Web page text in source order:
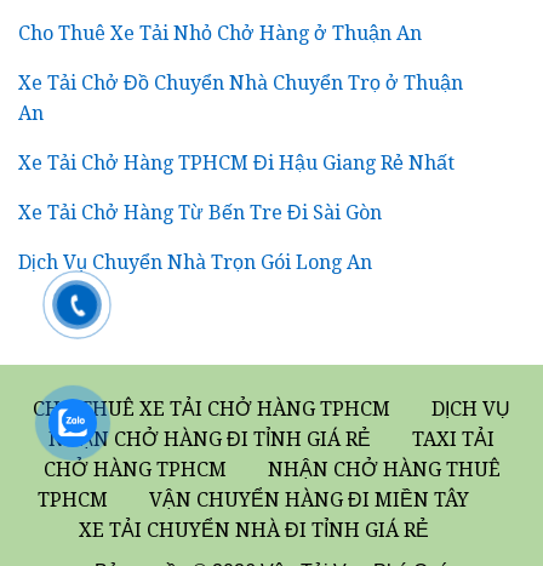
Cho Thuê Xe Tải Nhỏ Chở Hàng ở Thuận An
Xe Tải Chở Đồ Chuyển Nhà Chuyển Trọ ở Thuận
An
Xe Tải Chở Hàng TPHCM Đi Hậu Giang Rẻ Nhất
Xe Tải Chở Hàng Từ Bến Tre Đi Sài Gòn
Dịch Vụ Chuyển Nhà Trọn Gói Long An
CHO THUÊ XE TẢI CHỞ HÀNG TPHCM
DỊCH VỤ
NHẬN CHỞ HÀNG ĐI TỈNH GIÁ RẺ
TAXI TẢI
CHỞ HÀNG TPHCM
NHẬN CHỞ HÀNG THUÊ
TPHCM
VẬN CHUYỂN HÀNG ĐI MIỀN TÂY
XE TẢI CHUYỂN NHÀ ĐI TỈNH GIÁ RẺ